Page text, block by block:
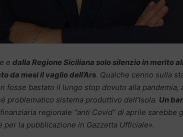
e dalla Regione Siciliana solo silenzio in merito
da mesi il vaglio dell’Ars. Qualche cenno sulla
fosse bastato il lungo stop dovuto alla pandemia,
problematico sistema produttivo dell’Isola. Un
regionale “anti Covid” di aprile sarebbe
la pubblicazione in Gazzetta Ufficiale».